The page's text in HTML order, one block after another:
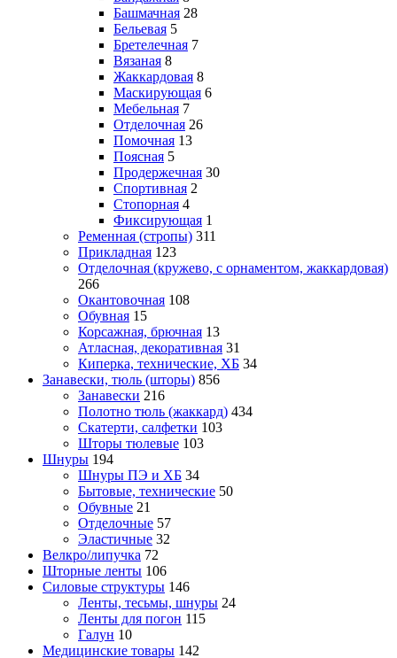
Башмачная 28
Бельевая 5
Бретелечная 7
Вязаная 8
Жаккардовая 8
Маскирующая 6
Мебельная 7
Отделочная 26
Помочная 13
Поясная 5
Продержечная 30
Спортивная 2
Стопорная 4
Фиксирующая 1
Ременная (стропы) 311
Прикладная 123
Отделочная (кружево, с орнаментом, жаккардовая)
266
Окантовочная 108
Обувная 15
Корсажная, брючная 13
Атласная, декоративная 31
Киперка, технические, ХБ 34
Занавески, тюль (шторы) 856
Занавески 216
Полотно тюль (жаккард) 434
Скатерти, салфетки 103
Шторы тюлевые 103
Шнуры 194
Шнуры ПЭ и ХБ 34
Бытовые, технические 50
Обувные 21
Отделочные 57
Эластичные 32
Велкро/липучка 72
Шторные ленты 106
Силовые структуры 146
Ленты, тесьмы, шнуры 24
Ленты для погон 115
Галун 10
Медицинские товары 142